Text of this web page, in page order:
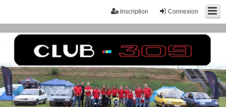
Connexion
Inscription